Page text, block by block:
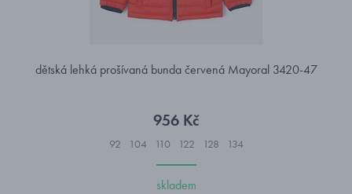
dětská lehká prošívaná bunda červená Mayoral 3420-47
956 Kč
92 104 110 122 128 134
skladem